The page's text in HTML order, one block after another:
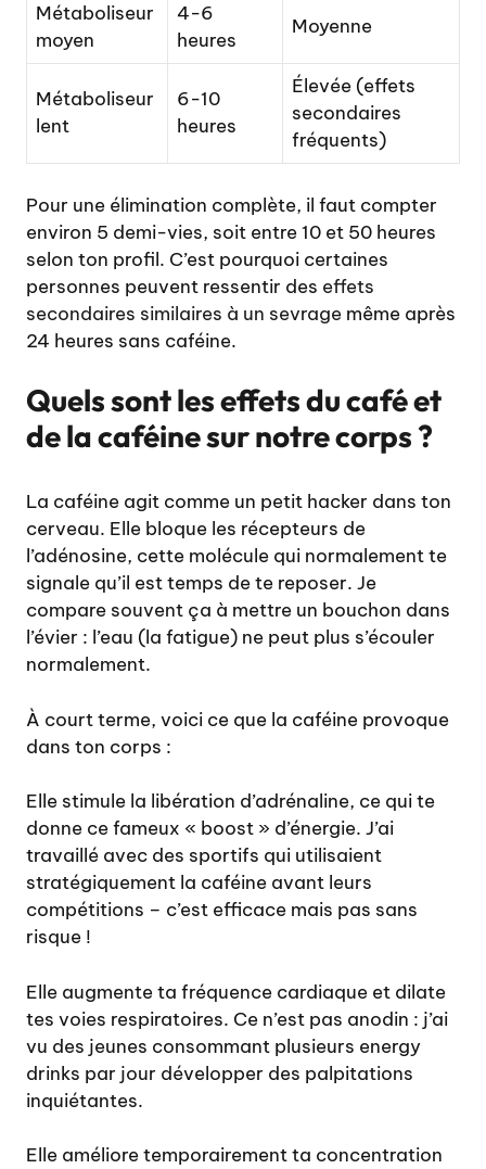
Métaboliseur
moyen
4-6
heures
Moyenne
Métaboliseur
lent
6-10
heures
Élevée (effets
secondaires
fréquents)
Pour une élimination complète, il faut compter
environ 5 demi-vies, soit entre 10 et 50 heures
selon ton profil. C’est pourquoi certaines
personnes peuvent ressentir des effets
secondaires similaires à un sevrage même après
24 heures sans caféine.
Quels sont les effets du café et
de la caféine sur notre corps ?
La caféine agit comme un petit hacker dans ton
cerveau. Elle bloque les récepteurs de
l’adénosine, cette molécule qui normalement te
signale qu’il est temps de te reposer. Je
compare souvent ça à mettre un bouchon dans
l’évier : l’eau (la fatigue) ne peut plus s’écouler
normalement.
À court terme, voici ce que la caféine provoque
dans ton corps :
Elle stimule la libération d’adrénaline, ce qui te
donne ce fameux « boost » d’énergie. J’ai
travaillé avec des sportifs qui utilisaient
stratégiquement la caféine avant leurs
compétitions – c’est efficace mais pas sans
risque !
Elle augmente ta fréquence cardiaque et dilate
tes voies respiratoires. Ce n’est pas anodin : j’ai
vu des jeunes consommant plusieurs energy
drinks par jour développer des palpitations
inquiétantes.
Elle améliore temporairement ta concentration